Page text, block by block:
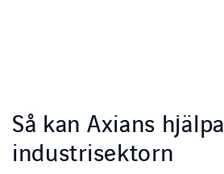
Så kan Axians hjälpa
industrisektorn